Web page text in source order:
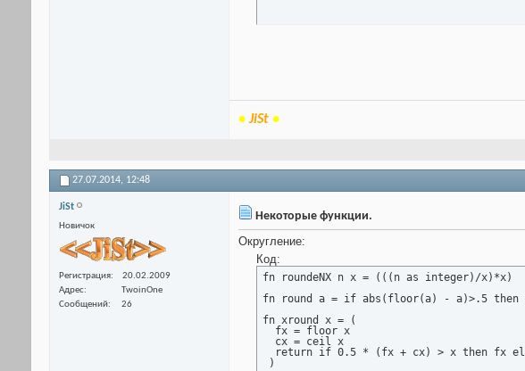
•JiSt •
27.07.2014, 12:48
JiSt
Новичок
Регистрация
20.02.2009
Адрес
TwoinOne
Сообщений
26
Некоторые функции.
Округление:
Код:
fn roundeNX n x = (((n as integer)/x)*x)
fn round a = if abs(floor(a) - a)>.5
fn xround x = (
  fx = floor x
  cx = ceil x
return if 0.5 * (fx + cx) > x then fx
)